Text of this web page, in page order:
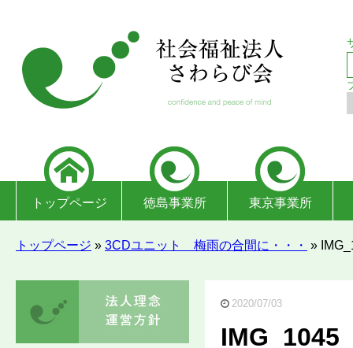
トップページ 徳島事業所 東京事業所
トップページ » 3CDユニット 梅雨の合間に・・・ »
2020/07/03
IMG_1045